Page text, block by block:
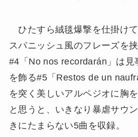
ひたすら絨毯爆撃を仕掛けて
スパニッシュ風のフレーズを
#4「No nos recordarán」は見
を飾る#5「Restos de un
を突く美しいアルペジオに胸
と思うと、いきなり暴虐サウ
きにたまらない5曲を収録。